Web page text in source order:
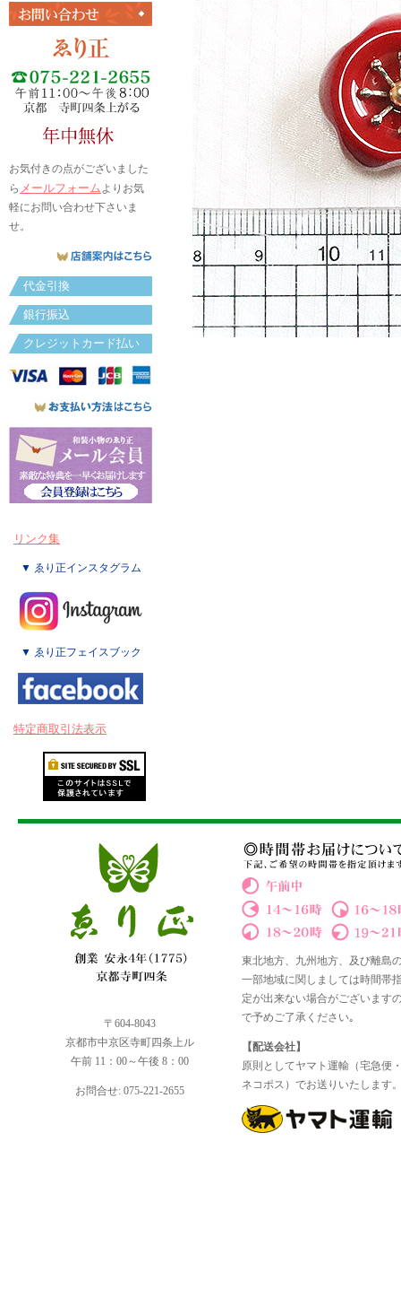
お気付きの点がございました
ら メールフォームよりお気
軽にお問い合わせ下さいま
せ。
代金引換
銀行振込
クレジットカード払い
リンク集
▼ ゑり正インスタグラム
▼ ゑり正フェイスブック
特定商取引法表示
〒604-8043
京都市中京区寺町四条上ル
午前 11：00～午後 8：00
お問合せ: 075-221-2655
東北地方、九州地方、及び離島
一部地域に関しましては時間帯
定が出来ない場合がございます
で予めご了承ください｡
【配送会社】
原則としてヤマト運輸（宅急便
ネコポス）でお送りいたします